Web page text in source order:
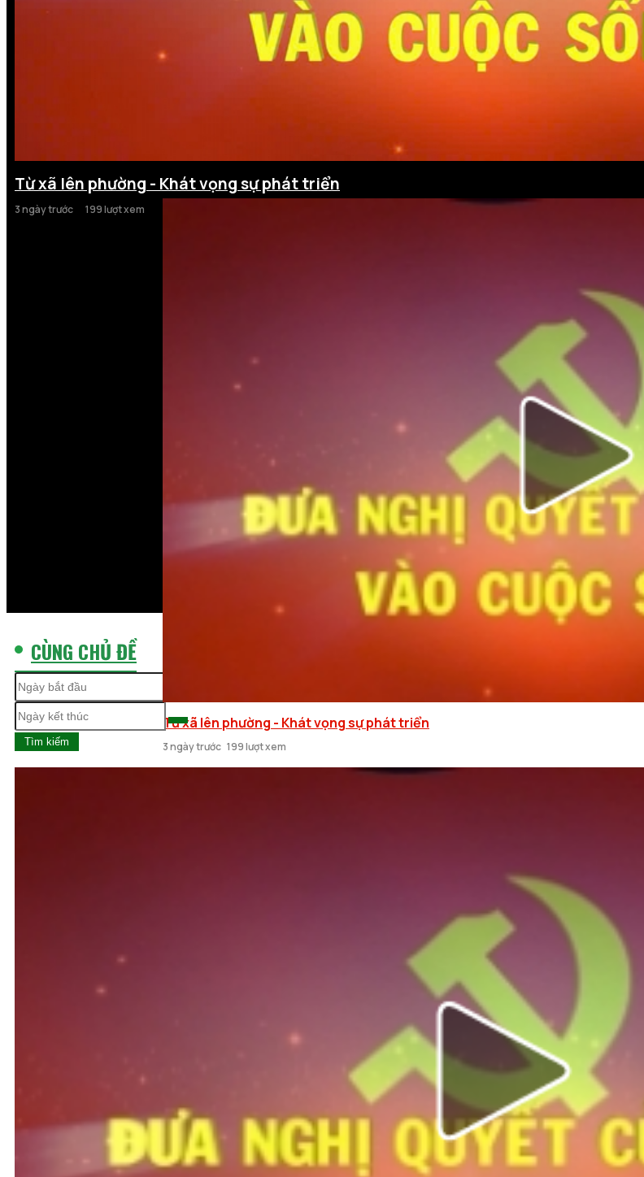
Từ xã lên phường - Khát vọng sự phát triển
3 ngày trước 199 lượt xem
Từ xã lên phường - Khát vọng sự phát triển
3 ngày trước 199 lượt xem
CÙNG CHỦ ĐỀ
Tìm kiếm